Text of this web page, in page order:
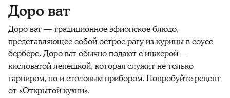
Доро ват
Доро ват — традиционное эфиопское блюдо,
представляющее собой острое рагу из курицы в соусе
берберe. Доро ват обычно подают с инжерой —
кисловатой лепешкой, которая служит не только
гарниром, но и столовым прибором. Попробуйте рецепт
от «Открытой кухни».